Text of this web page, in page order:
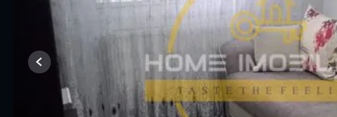
Previous